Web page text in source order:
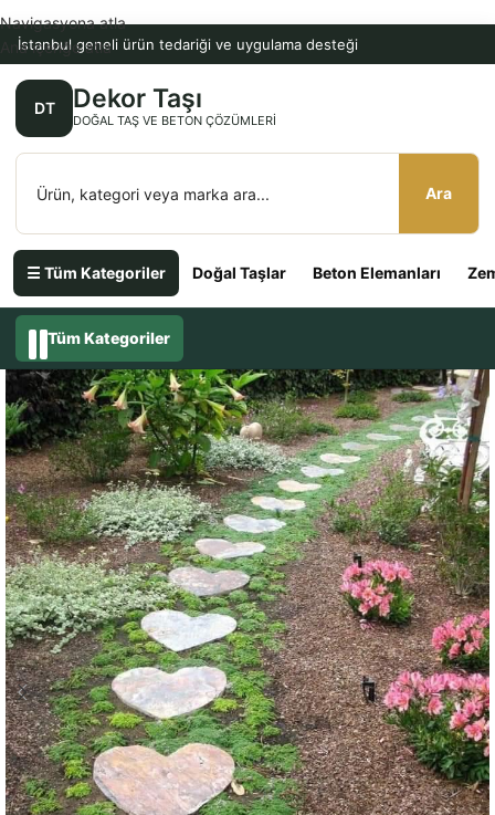
İstanbul geneli ürün tedariği ve uygulama desteği
DT Dekor Taşı
DOĞAL TAŞ VE BETON ÇÖZÜMLERI
Ara
☰ Tüm Kategoriler Doğal Taşlar Beton Elemanları
Navigasyona atla
Ana içeriğe atla
Tüm Kategoriler